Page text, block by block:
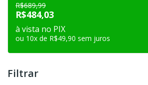
R$689,99
R$484,03
à vista no PIX
ou 10x de R$49,90 sem juros
Filtrar